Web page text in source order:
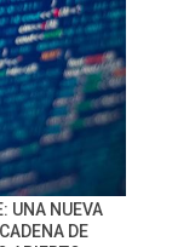
UNA NUEVA
DE